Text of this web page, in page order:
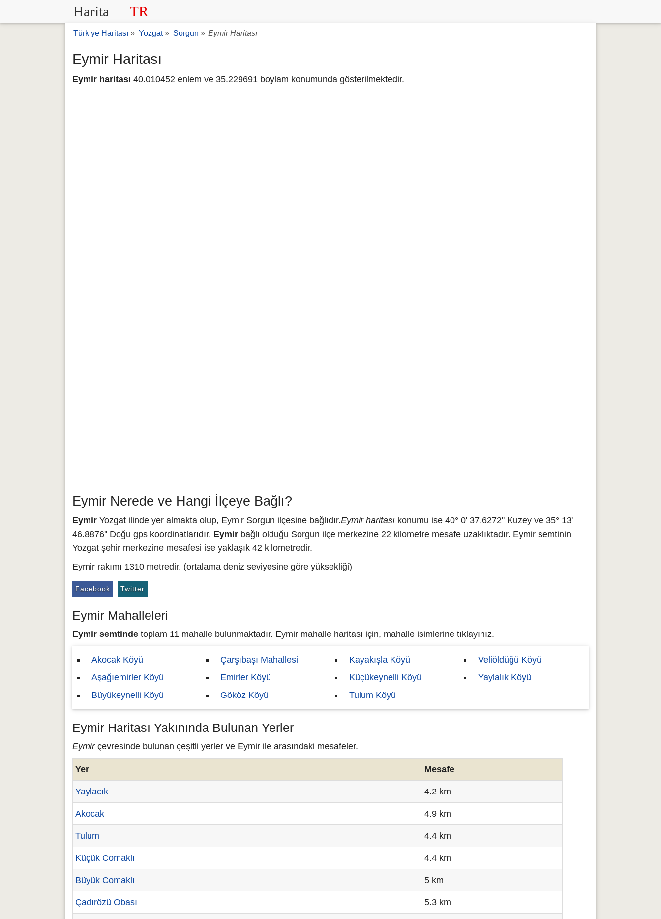
Harita TR
Türkiye Haritası » Yozgat» Sorgun » Eymir Haritası
Eymir Haritası
Eymir haritası 40.010452 enlem ve 35.229691 boylam konumunda gösterilmektedir.
Eymir Nerede ve Hangi İlçeye Bağlı?
Eymir Yozgat ilinde yer almakta olup, Eymir Sorgun ilçesine bağlıdır.Eymir haritası konumu ise 40° 0' 37.6272'' Kuzey ve 35° 13'
46.8876'' Doğu gps koordinatlarıdır. Eymir bağlı olduğu Sorgun ilçe merkezine 22 kilometre mesafe uzaklıktadır. Eymir semtinin
Yozgat şehir merkezine mesafesi ise yaklaşık 42 kilometredir.
Eymir rakımı 1310 metredir. (ortalama deniz seviyesine göre yüksekliği)
Facebook Twitter
Eymir Mahalleleri
Eymir semtinde toplam 11 mahalle bulunmaktadır. Eymir mahalle haritası için, mahalle isimlerine tıklayınız.
Akocak Köyü
Aşağıemirler Köyü
Büyükeynelli Köyü
Çarşıbaşı Mahallesi
Emirler Köyü
Gököz Köyü
Kayakışla Köyü
Küçükeynelli Köyü
Tulum Köyü
Veliöldüğü Köyü
Yaylalık Köyü
Eymir Haritası Yakınında Bulunan Yerler
Eymirçevresinde bulunan çeşitli yerler ve Eymir ile arasındaki mesafeler.
Yer Mesafe
Yaylacık 4.2 km
Akocak 4.9 km
Tulum 4.4 km
Küçük Comaklı 4.4 km
Büyük Comaklı 5 km
Çadırözü Obası 5.3 km